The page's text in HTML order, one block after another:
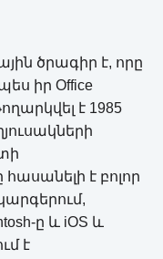
ծրագիր է, որը
իր Office
է 1985
է բոլոր
ը և iOS և
է